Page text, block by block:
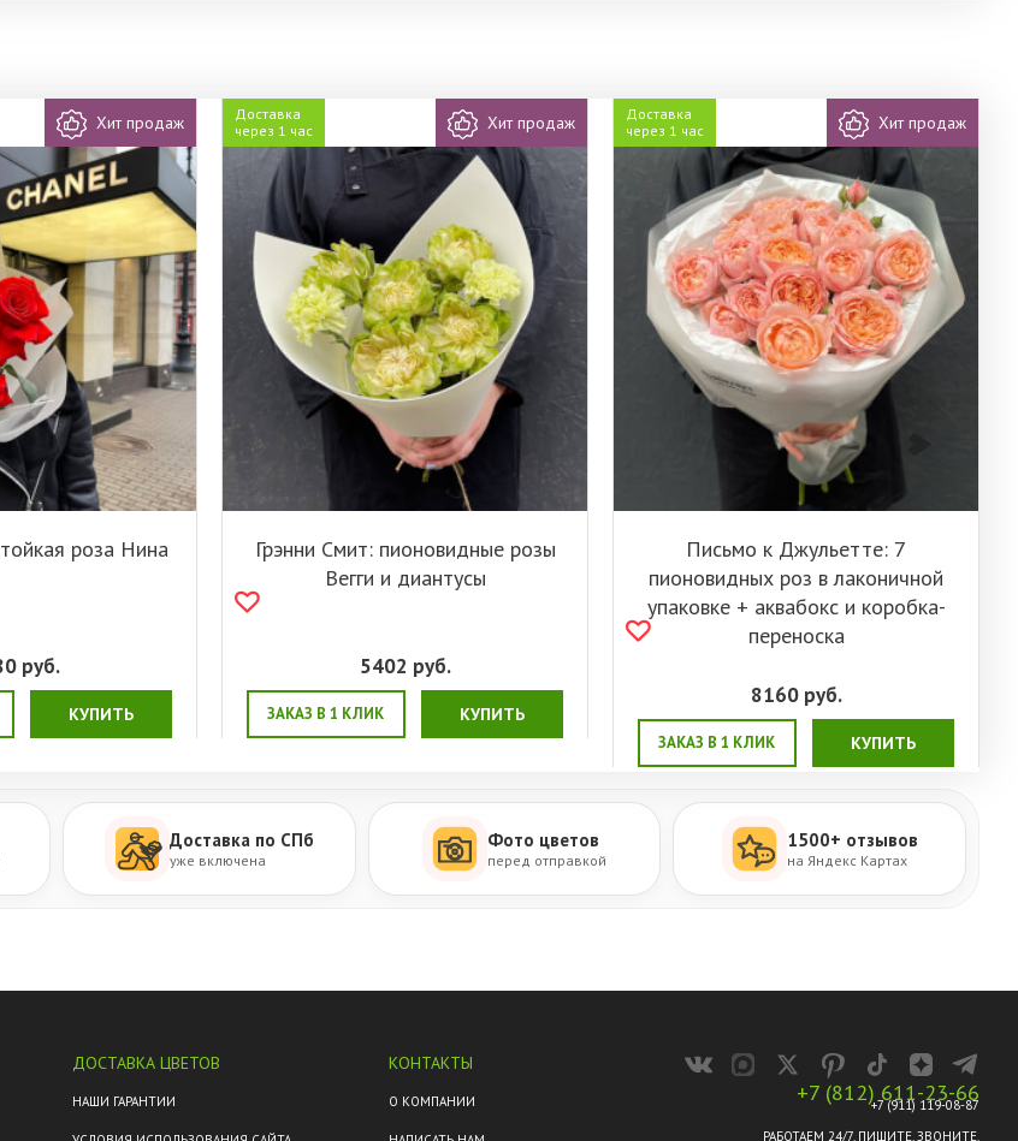
Хит продаж
роза Нина
руб.
КУПИТЬ
Доставка
через 1 час
Хит продаж
Грэнни Смит: пионовидные розы
Вегги и диантусы
5402 руб.
ЗАКАЗ В 1 КЛИК КУПИТЬ
Доставка
через 1 час
Хит продаж
Письмо к Джульетте: 7
пионовидных роз в лаконичной
упаковке + аквабокс и коробка-
переноска
8160руб.
ЗАКАЗ В 1 КЛИК КУПИТЬ
Доставка по СПб
уже включена
Фото цветов
перед отправкой
1500+ отзывов
на Яндекс Картах
ДОСТАВКА ЦВЕТОВ
НАШИ ГАРАНТИИ
КОНТАКТЫ
О КОМПАНИИ +7 (812) 611-23-66
+7 (911) 119-08-87
РАБОТАЕМ 24/7. ПИШИТЕ, ЗВОНИТЕ.